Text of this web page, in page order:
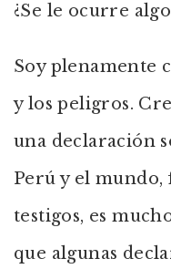
¿Se le ocurre
Soy plenamente
y los peligros.
una declaración
Perú y el
testigos, es
que algunas